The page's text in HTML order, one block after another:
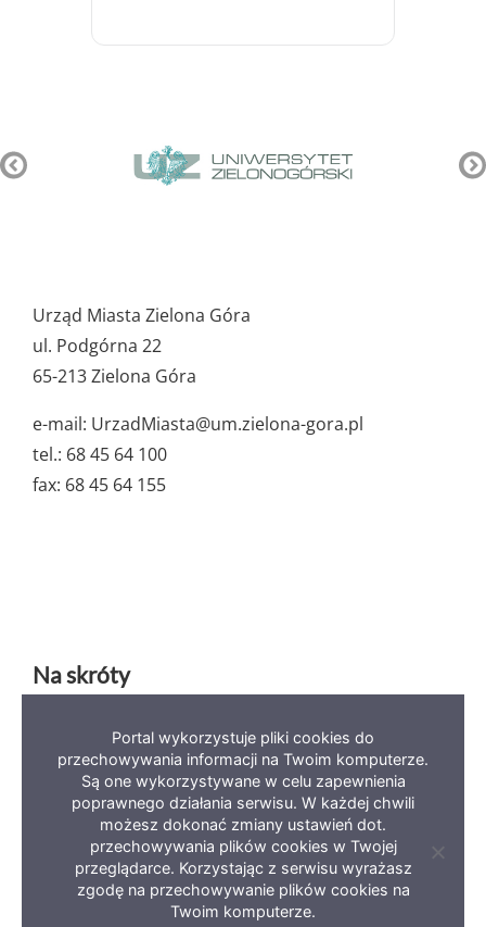
ważne
dane
Urząd Miasta Zielona Góra
ul. Podgórna 22
65-213 Zielona Góra
e-mail: UrzadMiasta@um.zielona-gora.pl
tel.: 68 45 64 100
fax: 68 45 64 155
Na skróty
Deklaracja dostępności Mapa serwisu BIP
Polityka prywatności
Copyright 2023 Miasto Zielona Góra
Portal wykorzystuje pliki cookies do
przechowywania informacji na Twoim komputerze.
Są one wykorzystywane w celu zapewnienia
poprawnego działania serwisu. W każdej chwili
możesz dokonać zmiany ustawień dot.
przechowywania plików cookies w Twojej
przeglądarce. Korzystając z serwisu wyrażasz
zgodę na przechowywanie plików cookies na
Twoim komputerze.